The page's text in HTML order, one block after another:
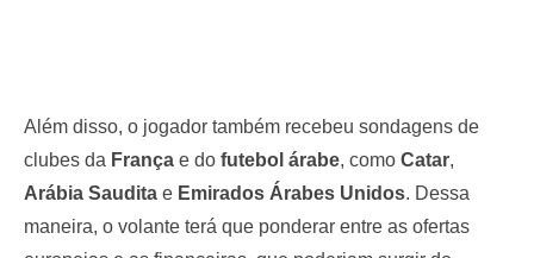
Além disso, o jogador também recebeu sondagens de
clubes da França e do futebol árabe, como Catar,
Arábia Saudita e Emirados Árabes Unidos. Dessa
maneira, o volante terá que ponderar entre as ofertas